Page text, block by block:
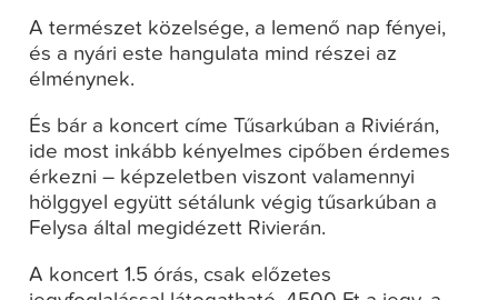
A természet közelsége, a lemenő nap fényei,
és a nyári este hangulata mind részei az
élménynek.
És bár a koncert címe Tűsarkúban a Riviérán,
ide most inkább kényelmes cipőben érdemes
érkezni – képzeletben viszont valamennyi
hölggyel együtt sétálunk végig tűsarkúban a
Felysa által megidézett Rivierán.
A koncert 1.5 órás, csak előzetes